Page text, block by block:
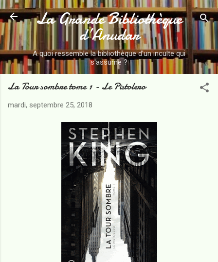
Accéder au contenu principal
La Grande Bibliothèque
d’Anudar
A quoi ressemble la bibliothèque d'un inculte qui
s'assume ?
La Tour sombre tome 1 - Le Pistolero
mardi, septembre 25, 2018